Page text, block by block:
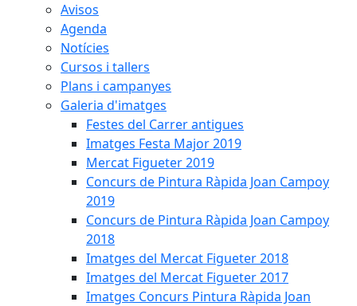
Avisos
Agenda
Notícies
Cursos i tallers
Plans i campanyes
Galeria d'imatges
Festes del Carrer antigues
Imatges Festa Major 2019
Mercat Figueter 2019
Concurs de Pintura Ràpida Joan Campoy
2019
Concurs de Pintura Ràpida Joan Campoy
2018
Imatges del Mercat Figueter 2018
Imatges del Mercat Figueter 2017
Imatges Concurs Pintura Ràpida Joan